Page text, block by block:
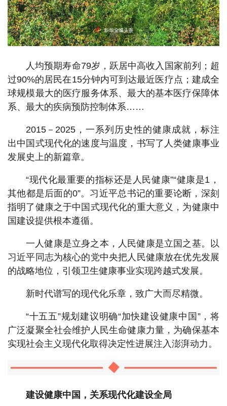
人均预期寿命79岁，跃居中高收入国家前列；超
过90%的居民在15分钟内可到达最近医疗点；建成全
球规模最大的医疗服务体系、最大的基本医疗保障体
系、最大的疾病预防控制体系……
2015－2025，一系列历史性的健康成就，标注
出中国式现代化的速度与温度，书写了人类健康事业
发展史上的新篇章。
“现代化最重要的指标还是人民健康”“健康是1，
其他都是后面的0”。习近平总书记的重要论断，深刻
指明了健康之于中国式现代化的重大意义，为健康中
国建设提供根本遵循。
一人健康是立身之本，人民健康是立国之基。以
习近平同志为核心的党中央把人民健康放在优先发展
的战略地位，引领卫生健康事业实现跨越式发展。
新时代谱写的现代化乐章，致广大而尽精微。
“十五五”规划建议明确“加快建设健康中国”，将
广泛凝聚全社会维护人民生命健康力量，为确保基本
实现社会主义现代化取得决定性进展注入澎湃动力。
建设健康中国，关系现代化建设全局